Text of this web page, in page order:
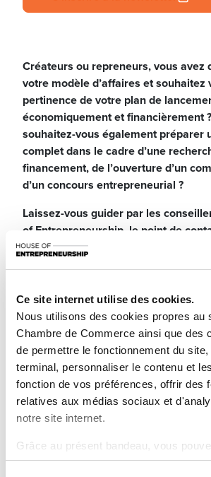
Ce site internet utilise des cookies.
Nous utilisons des cookies propres au
Chambre de Commerce ainsi que des
de permettre le fonctionnement du
terminal, personnaliser le contenu et
fonction de vos préférences, offrir des
relatives aux médias sociaux et
notre site internet.
Grâce au présent bandeau, vous
refuser ou configurer les cookies
Créateurs ou repreneurs, vous avez
votre modèle d’affaires et souhaitez
pertinence de votre plan de
économiquement et financièrement
souhaitez-vous également préparer
complet dans le cadre d’une
financement, de l’ouverture d’un
d’un concours entrepreneurial ?
Laissez-vous guider par les
of Entrepreneurship, le point de
les entrepreneurs au Luxembourg
Participez à notre prochaine session
fondamentaux du Business Plan et du
Elle vous fournira toutes les
pour développer un plan solide et
stratégie financière efficace pour
travers un tutoriel divisé en 2 parties,
session de questions-réponses en
Voici un aperçu des thématiques
Pourquoi rédiger un